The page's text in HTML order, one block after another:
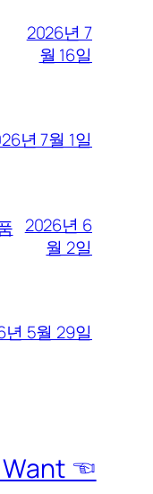
2026년 7
월 16일
년 7월 1일
2026년 6
월 2일
년 5월 29일
Want ☜